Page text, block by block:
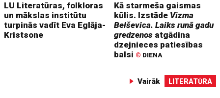
LU Literatūras, folkloras
un mākslas institūtu
turpinās vadīt Eva Eglāja-
Kristsone
Kā starmeša gaismas
kūlis. Izstāde Vizma
Belševica. Laiks runā gadu
gredzenos atgādina
dzejnieces patiesības
balsi © DIENA
Vairāk LITERATŪRA